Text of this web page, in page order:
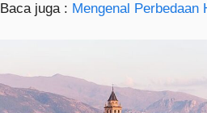
Baca juga : Mengenal Perbedaan